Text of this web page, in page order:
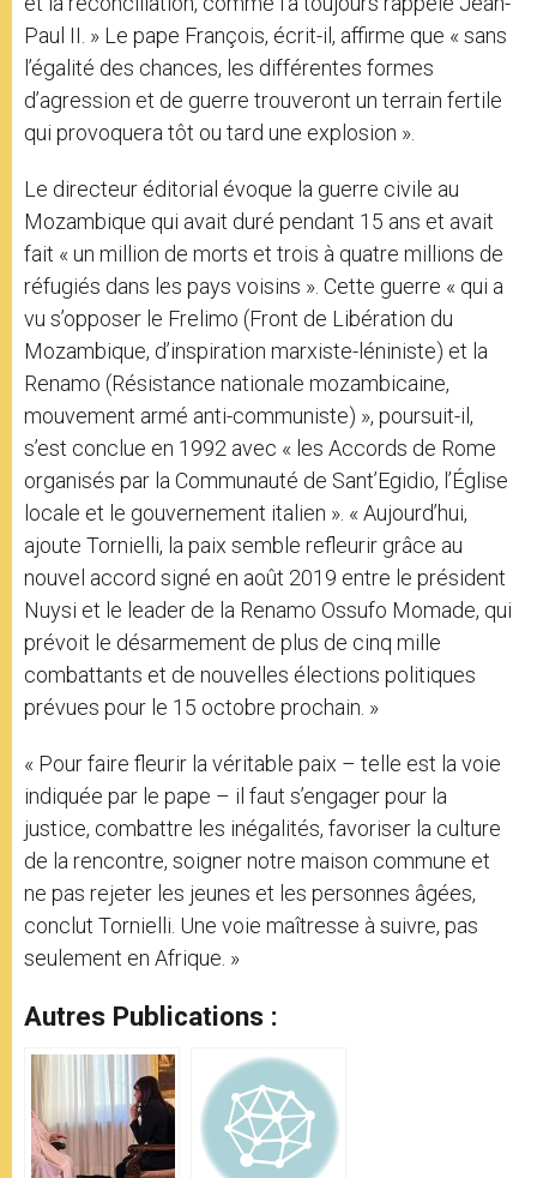
Paul II. » Le pape François, écrit-il, affirme que « sans
l’égalité des chances, les différentes formes
d’agression et de guerre trouveront un terrain fertile
qui provoquera tôt ou tard une explosion ».
Le directeur éditorial évoque la guerre civile au
Mozambique qui avait duré pendant 15 ans et avait
fait « un million de morts et trois à quatre millions de
réfugiés dans les pays voisins ». Cette guerre « qui a
vu s’opposer le Frelimo (Front de Libération du
Mozambique, d’inspiration marxiste-léniniste) et la
Renamo (Résistance nationale mozambicaine,
mouvement armé anti-communiste) », poursuit-il,
s’est conclue en 1992 avec « les Accords de Rome
organisés par la Communauté de Sant’Egidio, l’Église
locale et le gouvernement italien ». « Aujourd’hui,
ajoute Tornielli, la paix semble refleurir grâce au
nouvel accord signé en août 2019 entre le président
Nuysi et le leader de la Renamo Ossufo Momade, qui
prévoit le désarmement de plus de cinq mille
combattants et de nouvelles élections politiques
prévues pour le 15 octobre prochain. »
« Pour faire fleurir la véritable paix – telle est la voie
indiquée par le pape – il faut s’engager pour la
justice, combattre les inégalités, favoriser la culture
de la rencontre, soigner notre maison commune et
ne pas rejeter les jeunes et les personnes âgées,
conclut Tornielli. Une voie maîtresse à suivre, pas
seulement en Afrique. »
Autres Publications :